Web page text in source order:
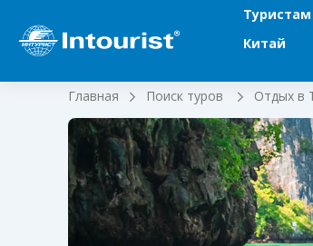
Туристам
Китай
Главная Поиск туров Отдых в